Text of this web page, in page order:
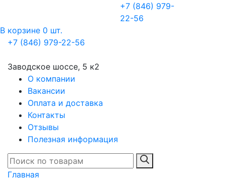
+7 (846) 979-
22-56
В корзине 0 шт.
+7 (846) 979-22-56
Заводское шоссе, 5 к2
О компании
Вакансии
Оплата и доставка
Контакты
Отзывы
Полезная информация
Главная